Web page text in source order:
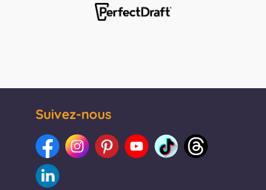
Suivez-nous